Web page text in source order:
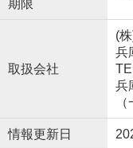
期限
取扱会社
(
兵
兵
情報更新日